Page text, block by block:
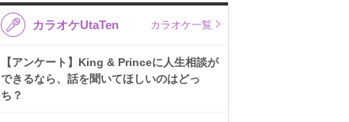
カラオケUtaTen カラオケ一覧
【アンケート】King & Princeに人生相談が
できるなら、話を聞いてほしいのはどっ
ち？